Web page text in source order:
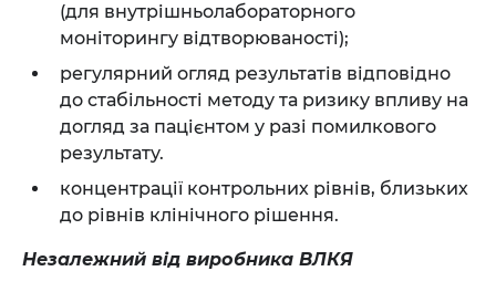
(для внутрішньолабораторного
моніторингу відтворюваності);
регулярний огляд результатів відповідно
до стабільності методу та ризику впливу на
догляд за пацієнтом у разі помилкового
результату.
концентрації контрольних рівнів, близьких
до рівнів клінічного рішення.
Незалежний від виробника ВЛКЯ